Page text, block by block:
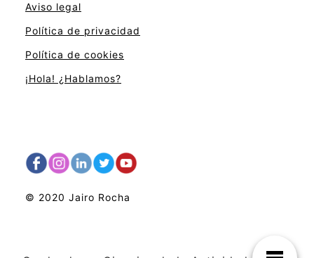
Aviso legal
Política de privacidad
Política de cookies
¡Hola! ¿Hablamos?
© 2020 Jairo Rocha